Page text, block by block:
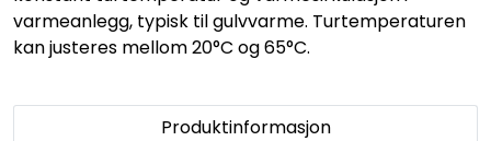
varmeanlegg, typisk til gulvvarme. Turtemperaturen
kan justeres mellom 20°C og 65°C.
Produktinformasjon